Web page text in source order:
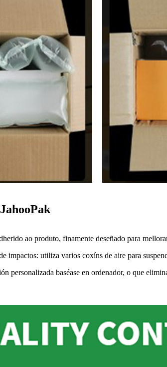
ao produto, finamente deseñado para
impactos: utiliza varios coxíns de aire para
personalizada baséase en ordenador, o que